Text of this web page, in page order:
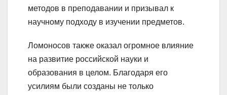
методов в преподавании и призывал к
научному подходу в изучении предметов.
Ломоносов также оказал огромное влияние
на развитие российской науки и
образования в целом. Благодаря его
усилиям были созданы не только